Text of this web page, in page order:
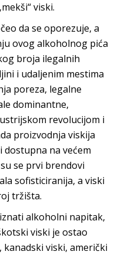
viski.
da se oporezuje, a
ovog alkoholnog pića
broja ilegalnih
i udaljenim mestima
poreza, legalne
dominantne,
revolucijom i
proizvodnja viskija
dostupna na većem
se prvi brendovi
sofisticiranija, a viski
tržišta.
alkoholni napitak,
viski je ostao
viski, američki